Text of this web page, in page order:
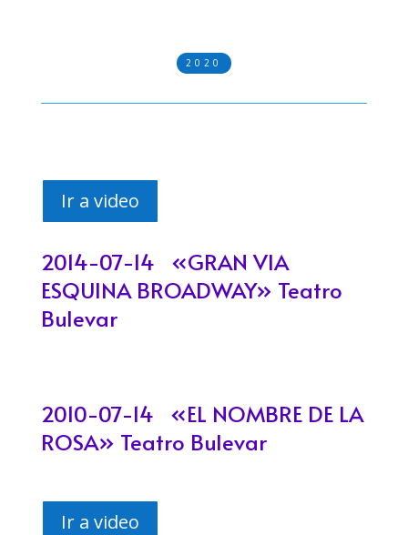
2020
Ir a video
2014-07-14 «GRAN VIA
ESQUINA BROADWAY» Teatro
Bulevar
2010-07-14 «EL NOMBRE DE LA
ROSA» Teatro Bulevar
Ir a video